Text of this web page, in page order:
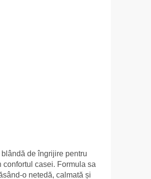
de îngrijire pentru
confortul casei. Formula sa
o netedă, calmată și